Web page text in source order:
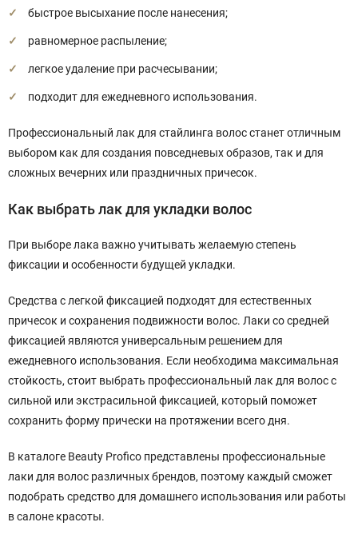
быстрое высыхание после нанесения;
равномерное распыление;
легкое удаление при расчесывании;
подходит для ежедневного использования.
Профессиональный лак для стайлинга волос станет отличным
выбором как для создания повседневых образов, так и для
сложных вечерних или праздничных причесок.
Как выбрать лак для укладки волос
При выборе лака важно учитывать желаемую степень
фиксации и особенности будущей укладки.
Средства с легкой фиксацией подходят для естественных
причесок и сохранения подвижности волос. Лаки со средней
фиксацией являются универсальным решением для
ежедневного использования. Если необходима максимальная
стойкость, стоит выбрать профессиональный лак для волос с
сильной или экстрасильной фиксацией, который поможет
сохранить форму прически на протяжении всего дня.
В каталоге Beauty Profico представлены профессиональные
лаки для волос различных брендов, поэтому каждый сможет
подобрать средство для домашнего использования или работы
в салоне красоты.